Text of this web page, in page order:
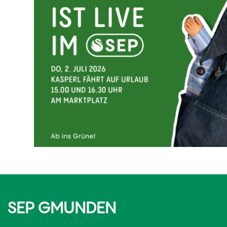
SEP GMUNDEN